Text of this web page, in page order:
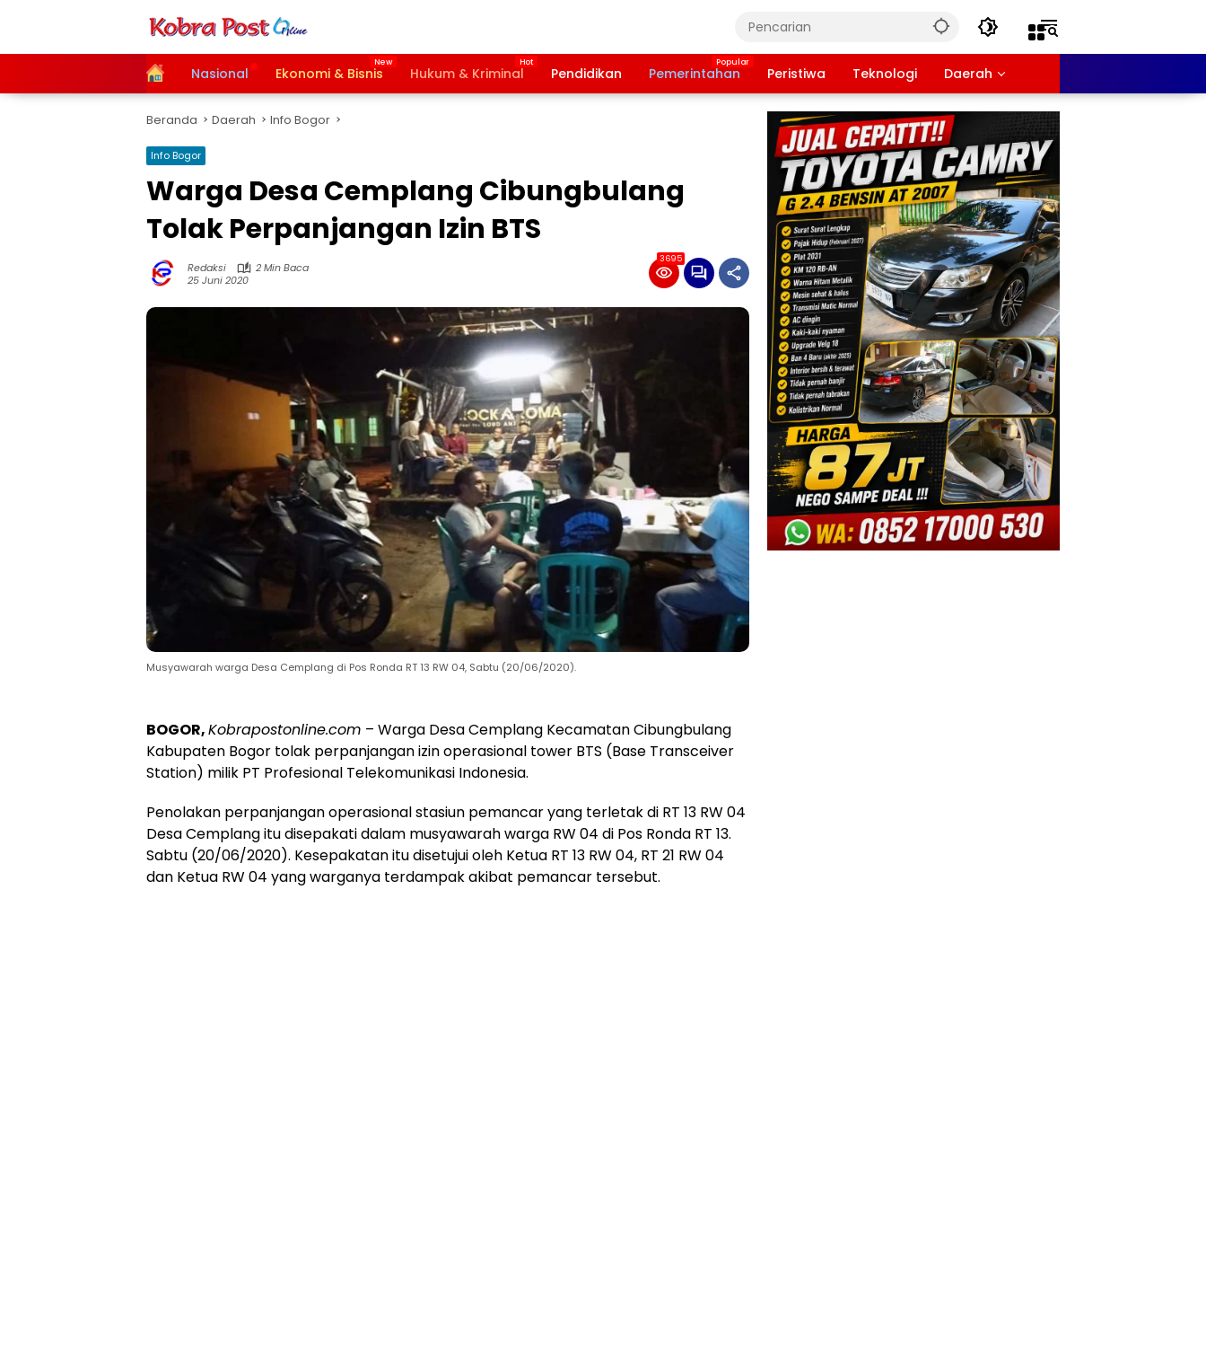
HomeNasional Ekonomi & Bisnis Hukum & Kriminal Pendidikan Pemerintahan Peristiwa Teknologi Daerah
Beranda Daerah Info Bogor
Info Bogor
Warga Desa Cemplang Cibungbulang
Tolak Perpanjangan Izin BTS
Redaksi
2 Min Baca
25 Juni 2020
3695
Musyawarah warga Desa Cemplang di Pos Ronda RT 13 RW 04, Sabtu (20/06/2020).
BOGOR,Kobrapostonline.com – Warga Desa Cemplang Kecamatan Cibungbulang
Kabupaten Bogor tolak perpanjangan izin operasional tower BTS (Base Transceiver
Station) milik PT Profesional Telekomunikasi Indonesia.
Penolakan perpanjangan operasional stasiun pemancar yang terletak di RT 13 RW 04
Desa Cemplang itu disepakati dalam musyawarah warga RW 04 di Pos Ronda RT 13.
Sabtu (20/06/2020). Kesepakatan itu disetujui oleh Ketua RT 13 RW 04, RT 21 RW 04
dan Ketua RW 04 yang warganya terdampak akibat pemancar tersebut.